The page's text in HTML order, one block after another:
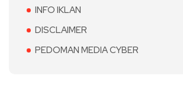
INFO IKLAN
DISCLAIMER
PEDOMAN MEDIA CYBER